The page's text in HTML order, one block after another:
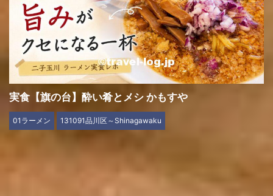
実食【旗の台】酔い肴とメシ かもすや
01ラーメン 131091品川区～Shinagawaku